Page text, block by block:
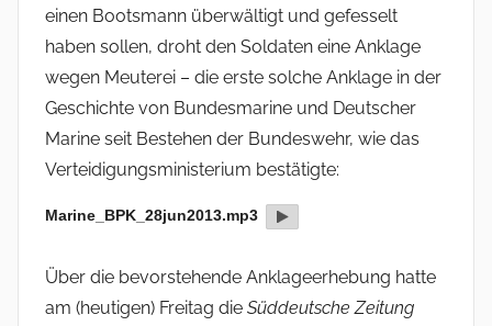
einen Bootsmann überwältigt und gefesselt
haben sollen, droht den Soldaten eine Anklage
wegen Meuterei – die erste solche Anklage in der
Geschichte von Bundesmarine und Deutscher
Marine seit Bestehen der Bundeswehr, wie das
Verteidigungsministerium bestätigte:
Marine_BPK_28jun2013.mp3
Über die bevorstehende Anklageerhebung hatte
am (heutigen) Freitag die Süddeutsche Zeitung